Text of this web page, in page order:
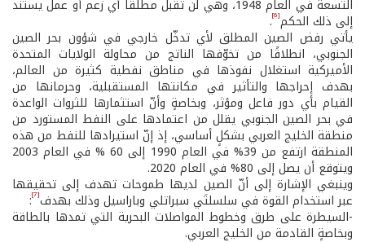
التسعة في العام 1948، وهي لن تقبل مطلقًا أي زعم أو عمل يستند
إلى ذلك الحكم[6]
.
يأتي رفض الصين المطلق لأي تدخّل خارجي في شؤون بحر الصين
الجنوبي، انطلاقًا من تخوّفها الناتج من محاولة الولايات المتحدة
الأميركية استغلال نفوذها في مناطق نفطية كثيرة من العالم،
بهدف إحراجها والتأثير في مكانتها المستقبلية، وحرمانها من
القيام بأي دور فاعل ومؤثر، وبخاصةٍ وأنّ استثمارها للثروات الواعدة
في بحر الصين الجنوبي يقلل من اعتمادها على النفط المستورد من
منطقة الخليج العربي بشكلٍ أساسي، إذ إنّ استيرادها للنفط من هذه
المنطقة ارتفع من 39% في العام 1990 إلى 60 % في العام 2003
ويتوقع أن يصل إلى 80% في العام 2020.
وينبغي الإشارة إلى أنّ الصين لديها طموحات تهدف إلى تحقيقها
عبر استخدام القوة في سلسلتَي سبراتلي وباراسيل وذلك بهدف[7]
:
-السيطرة على طرق وخطوط المواصلات البحرية التي تمدها بالطاقة
وبخاصةٍ القادمة من الخليج العربي.